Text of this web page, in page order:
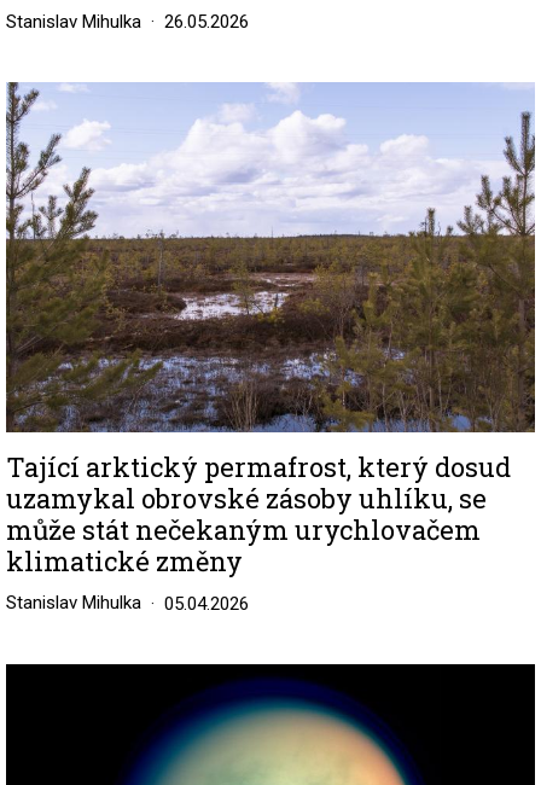
Stanislav Mihulka 26.05.2026
Image
Tající arktický permafrost, který dosud
uzamykal obrovské zásoby uhlíku, se
může stát nečekaným urychlovačem
klimatické změny
Stanislav Mihulka 05.04.2026